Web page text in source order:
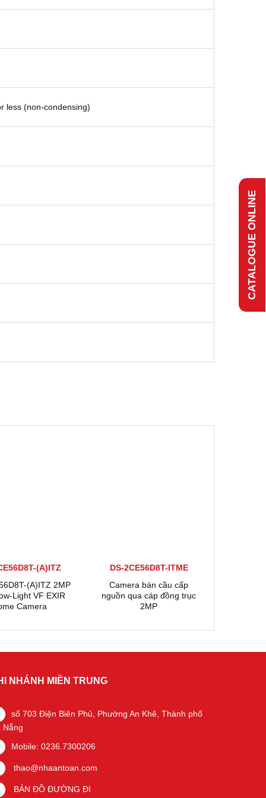
CATALOGUE ONLINE
less (non-condensing)
(A)ITZ
(A)ITZ 2MP
Light VF EXIR
Camera
DS-2CE56D8T-ITME
Camera bán cầu cấp
nguồn qua cáp đồng trục
2MP
NHÁNH MIỀN TRUNG
số 703 Điện Biên Phủ, Phường An Khê, Thành phố
Nẵng
Mobile: 0236.7300206
thao@nhaantoan.com
BẢN ĐỒ ĐƯỜNG ĐI